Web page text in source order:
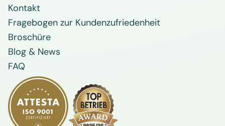
Kontakt
Fragebogen zur Kundenzufriedenheit
Broschüre
Blog & News
FAQ